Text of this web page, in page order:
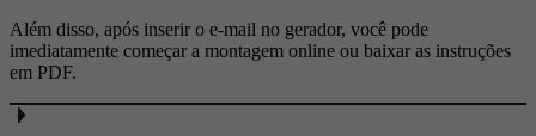
Além disso, após inserir o e-mail no gerador, você pode
imediatamente começar a montagem online ou baixar as instruções
em PDF.